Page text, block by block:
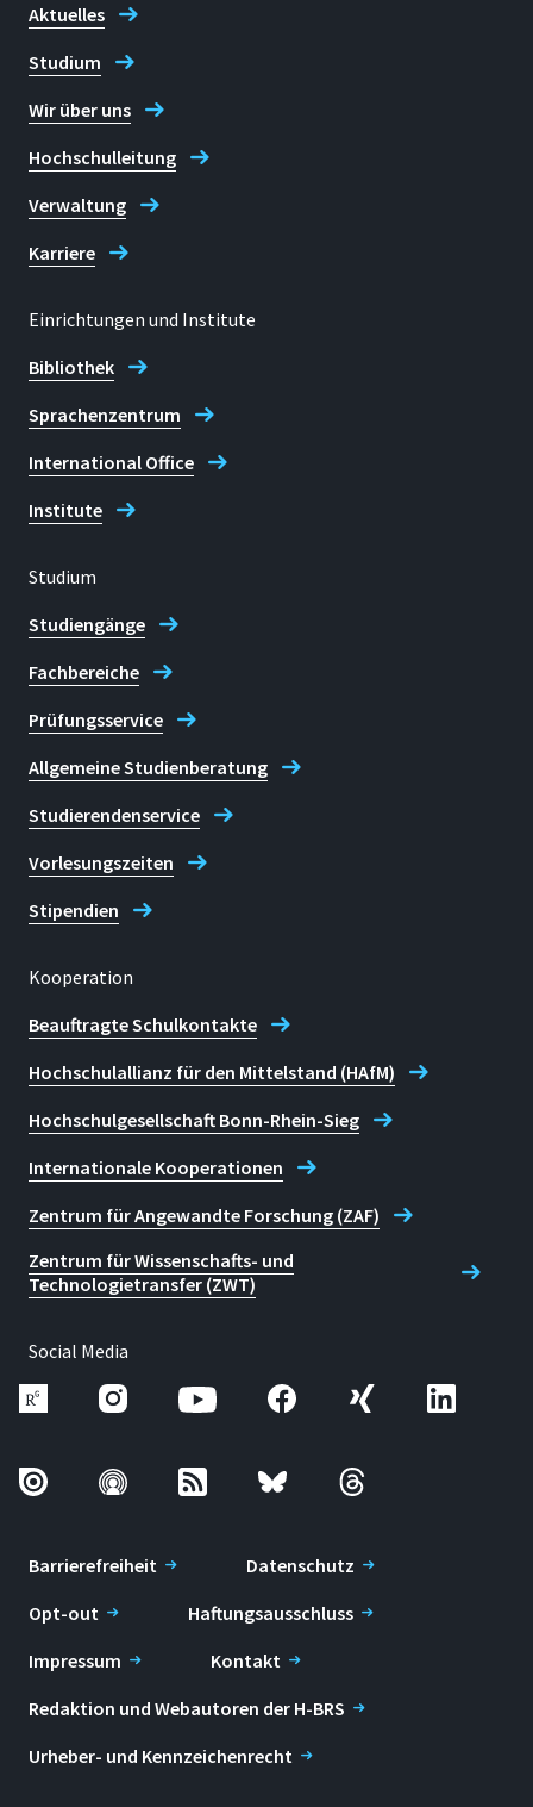
Aktuelles
Studium
Wir über uns
Hochschulleitung
Verwaltung
Karriere
Einrichtungen und Institute
Bibliothek
Sprachenzentrum
International Office
Institute
Studium
Studiengänge
Fachbereiche
Prüfungsservice
Allgemeine Studienberatung
Studierendenservice
Vorlesungszeiten
Stipendien
Kooperation
Beauftragte Schulkontakte
Hochschulallianz für den Mittelstand (HAfM)
Hochschulgesellschaft Bonn-Rhein-Sieg
Internationale Kooperationen
Zentrum für Angewandte Forschung (ZAF)
Zentrum für Wissenschafts- und
Technologietransfer (ZWT)
Social Media
Barrierefreiheit
Datenschutz
Opt-out
Haftungsausschluss
Impressum
Kontakt
Redaktion und Webautoren der H-BRS
Urheber- und Kennzeichenrecht